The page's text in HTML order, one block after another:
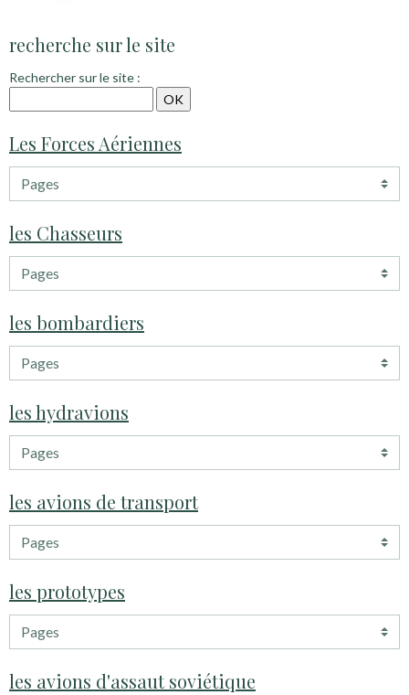
recherche sur le site
Rechercher sur le site :
Les Forces Aériennes
les Chasseurs
les bombardiers
les hydravions
les avions de transport
les prototypes
les avions d'assaut soviétique